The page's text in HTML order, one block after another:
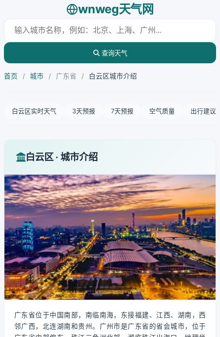
wnweg天气网
查询天气
首页 / 城市 / 广东省 / 白云区城市介绍
白云区实时天气 3天预报 7天预报 空气质量 出行建议
白云区 · 城市介绍
广东省位于中国南部，南临南海，东接福建、江西、湖南，西
邻广西，北连湖南和贵州。广州市是广东省的省会城市，位于